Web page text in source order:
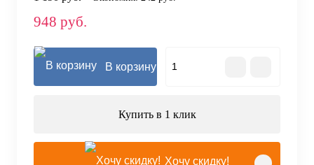
948 руб.
В корзину
Купить в 1 клик
Хочу скидку!